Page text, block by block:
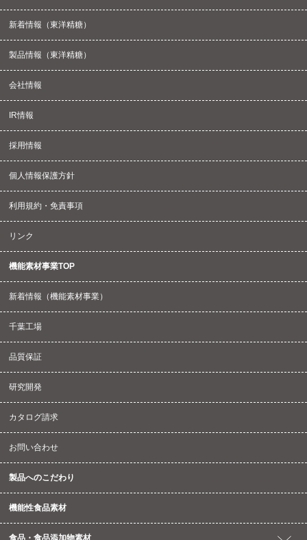
新着情報（東洋精糖）
製品情報（東洋精糖）
会社情報
IR情報
採用情報
個人情報保護方針
利用規約・免責事項
リンク
機能素材事業TOP
新着情報（機能素材事業）
千葉工場
品質保証
研究開発
カタログ請求
お問い合わせ
製品へのこだわり
機能性食品素材
食品・食品添加物素材